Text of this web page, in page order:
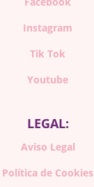
Instagram
Tik Tok
Youtube
LEGAL:
Aviso Legal
Política de Cookies